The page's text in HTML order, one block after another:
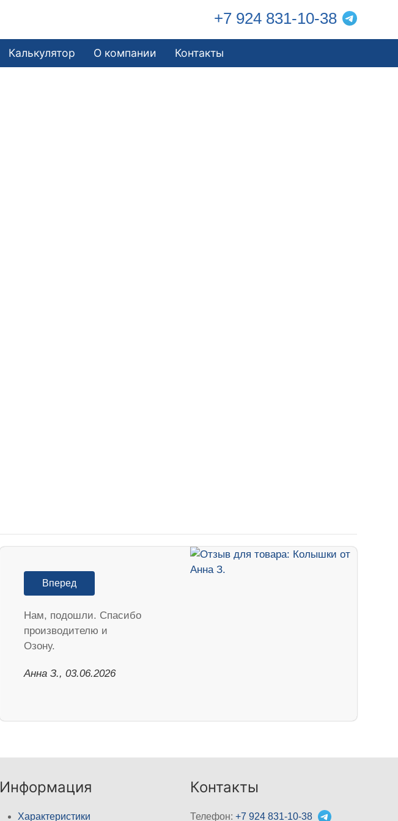
+7 924 831-10-38
Калькулятор О компании Контакты
Вперед
Нам, подошли. Спасибо
производителю и
Озону.
Анна З., 03.06.2026
Информация
Характеристики
Контакты
Телефон:+7 924 831-10-38